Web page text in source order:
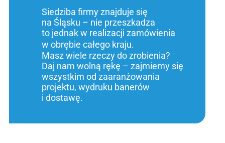
Siedziba firmy znajduje się
na Śląsku – nie przeszkadza
to jednak w realizacji zamówienia
w obrębie całego kraju.
Masz wiele rzeczy do zrobienia?
Daj nam wolną rękę – zajmiemy się
wszystkim od zaaranżowania
projektu, wydruku banerów
i dostawę.